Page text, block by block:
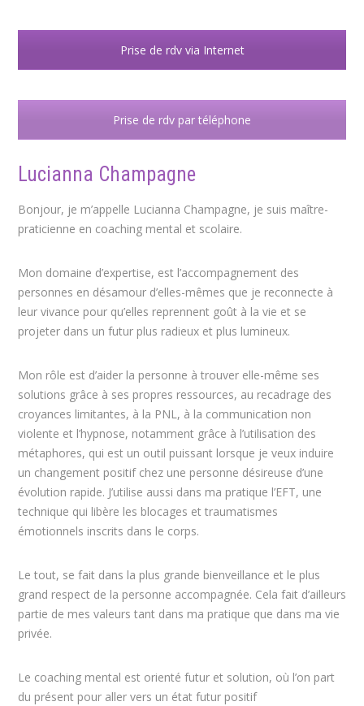
Prise de rdv via Internet
Prise de rdv par téléphone
Lucianna Champagne
Bonjour, je m’appelle Lucianna Champagne, je suis maître-
praticienne en coaching mental et scolaire.
Mon domaine d’expertise, est l’accompagnement des
personnes en désamour d’elles-mêmes que je reconnecte à
leur vivance pour qu’elles reprennent goût à la vie et se
projeter dans un futur plus radieux et plus lumineux.
Mon rôle est d’aider la personne à trouver elle-même ses
solutions grâce à ses propres ressources, au recadrage des
croyances limitantes, à la PNL, à la communication non
violente et l’hypnose, notamment grâce à l’utilisation des
métaphores, qui est un outil puissant lorsque je veux induire
un changement positif chez une personne désireuse d’une
évolution rapide. J’utilise aussi dans ma pratique l’EFT, une
technique qui libère les blocages et traumatismes
émotionnels inscrits dans le corps.
Le tout, se fait dans la plus grande bienveillance et le plus
grand respect de la personne accompagnée. Cela fait d’ailleurs
partie de mes valeurs tant dans ma pratique que dans ma vie
privée.
Le coaching mental est orienté futur et solution, où l’on part
du présent pour aller vers un état futur positif